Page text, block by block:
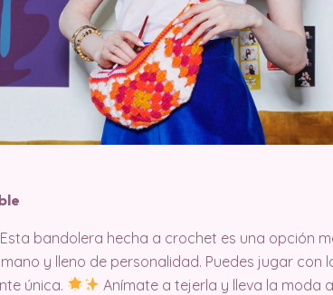
Esta bandolera hecha a crochet es una opción
y lleno de personalidad. Puedes jugar con
única.
Anímate a tejerla y lleva la moda